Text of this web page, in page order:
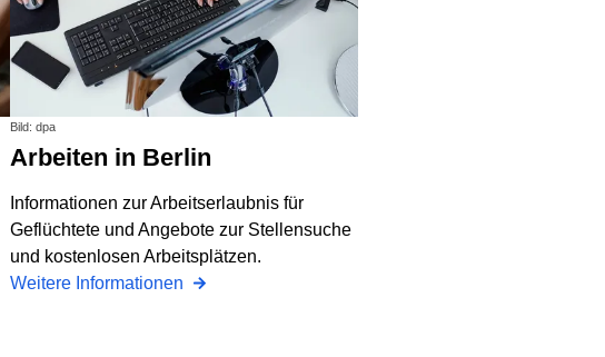
Bild: dpa
Arbeiten in Berlin
Informationen zur Arbeitserlaubnis für
Geflüchtete und Angebote zur Stellensuche
und kostenlosen Arbeitsplätzen.
Weitere Informationen